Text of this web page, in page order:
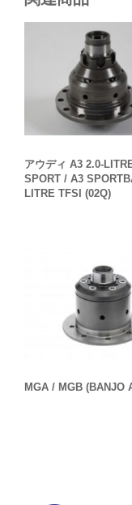
アウディ A3 2.0-
SPORT / A3
LITRE TFSI (02Q)
MGA / MGB (BANJO